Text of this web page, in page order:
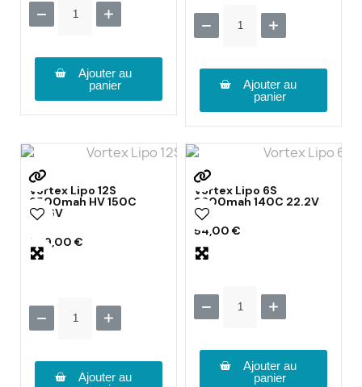
Ajouter au
panier
Ajouter au
panier
Vortex Lipo 12S
6500mah HV 150C
45.6V
249,00 €
Ajouter au
Vortex Lipo 6S
2200mah 140C 22.2V
54,00 €
Ajouter au
panier